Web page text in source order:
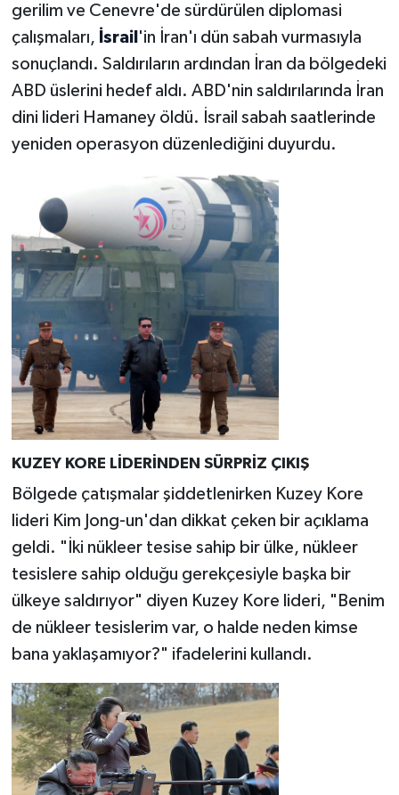
gerilim ve Cenevre'de sürdürülen diplomasi
çalışmaları, İsrail 'in İran'ı dün sabah vurmasıyla
sonuçlandı. Saldırıların ardından İran da bölgedeki
ABD üslerini hedef aldı. ABD'nin saldırılarında İran
dini lideri Hamaney öldü. İsrail sabah saatlerinde
yeniden operasyon düzenlediğini duyurdu.
KUZEY KORE LİDERİNDEN SÜRPRİZ ÇIKIŞ
Bölgede çatışmalar şiddetlenirken Kuzey Kore
lideri Kim Jong-un'dan dikkat çeken bir açıklama
geldi. "İki nükleer tesise sahip bir ülke, nükleer
tesislere sahip olduğu gerekçesiyle başka bir
ülkeye saldırıyor" diyen Kuzey Kore lideri, "Benim
de nükleer tesislerim var, o halde neden kimse
bana yaklaşamıyor?" ifadelerini kullandı.